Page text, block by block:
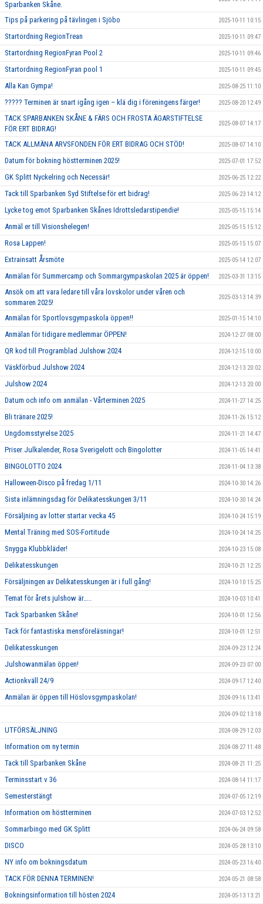
Sparbanken Skåne.
Tips på parkering på tävlingen i Sjöbo 2025-10-11 10:15
Startordning RegionTrean 2025-10-11 09:47
Startordning RegionFyran Pool 2 2025-10-11 09:46
Startordning RegionFyran pool 1 2025-10-11 09:45
Alla Kan Gympa! 2025-08-25 11:10
????? Terminen är snart igång igen – klä dig i föreningens färger! 2025-08-20 12:49
TACK SPARBANKEN SKÅNE & FÄRS OCH FROSTA ÄGARSTIFTELSE
FÖR ERT BIDRAG!
2025-08-07 14:17
TACK ALLMÄNA ARVSFONDEN FÖR ERT BIDRAG OCH STÖD! 2025-08-07 14:10
Datum för bokning höstterminen 2025! 2025-07-01 17:52
GK Splitt Nyckelring och Necessär! 2025-06-25 12:22
Tack till Sparbanken Syd Stiftelse för ert bidrag! 2025-06-23 14:12
Lycke tog emot Sparbanken Skånes Idrottsledarstipendie! 2025-05-15 15:14
Anmäl er till Visionshelegen! 2025-05-15 15:12
Rosa Lappen! 2025-05-15 15:07
Extrainsatt Årsmöte 2025-05-14 12:07
Anmälan för Summercamp och Sommargympaskolan 2025 är öppen! 2025-03-31 13:15
Ansök om att vara ledare till våra lovskolor under våren och
sommaren 2025!
2025-03-13 14:39
Anmälan för Sportlovsgympaskola öppen!! 2025-01-15 14:10
Anmälan för tidigare medlemmar ÖPPEN! 2024-12-27 08:00
QR kod till Programblad Julshow 2024 2024-12-15 10:00
Väskförbud Julshow 2024 2024-12-13 20:02
Julshow 2024 2024-12-13 20:00
Datum och info om anmälan - Vårterminen 2025 2024-11-27 14:25
Bli tränare 2025! 2024-11-26 15:12
Ungdomsstyrelse 2025 2024-11-21 14:47
Priser Julkalender, Rosa Sverigelott och Bingolotter 2024-11-05 14:41
BINGOLOTTO 2024 2024-11-04 13:38
Halloween-Disco på fredag 1/11 2024-10-30 14:26
Sista inlämningsdag för Delikatesskungen 3/11 2024-10-30 14:24
Försäljning av lotter startar vecka 45 2024-10-24 15:19
Mental Träning med SOS-Fortitude 2024-10-24 14:25
Snygga Klubbkläder! 2024-10-23 15:08
Delikatesskungen 2024-10-21 12:25
Försäljningen av Delikatesskungen är i full gång! 2024-10-10 15:25
Temat för årets julshow är….. 2024-10-03 10:41
Tack Sparbanken Skåne! 2024-10-01 12:56
Tack för fantastiska mensföreläsningar! 2024-10-01 12:51
Delikatesskungen 2024-09-23 12:24
Julshowanmälan öppen! 2024-09-23 07:00
Actionkväll 24/9 2024-09-17 12:40
Anmälan är öppen till Höslovsgympaskolan! 2024-09-16 13:41
2024-09-02 13:18
UTFÖRSÄLJNING 2024-08-29 12:03
Information om ny termin 2024-08-27 11:48
Tack till Sparbanken Skåne 2024-08-21 11:25
Terminsstart v 36 2024-08-14 11:17
Semesterstängt 2024-07-05 12:19
Information om höstterminen 2024-07-03 12:52
Sommarbingo med GK Splitt 2024-06-24 09:58
DISCO 2024-05-28 13:10
NY info om bokningsdatum 2024-05-23 16:40
TACK FÖR DENNA TERMINEN! 2024-05-21 08:58
Bokningsinformation till hösten 2024 2024-05-13 13:21